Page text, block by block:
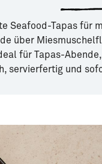
Seafood-Tapas für
über
für Tapas-
servierfertig und